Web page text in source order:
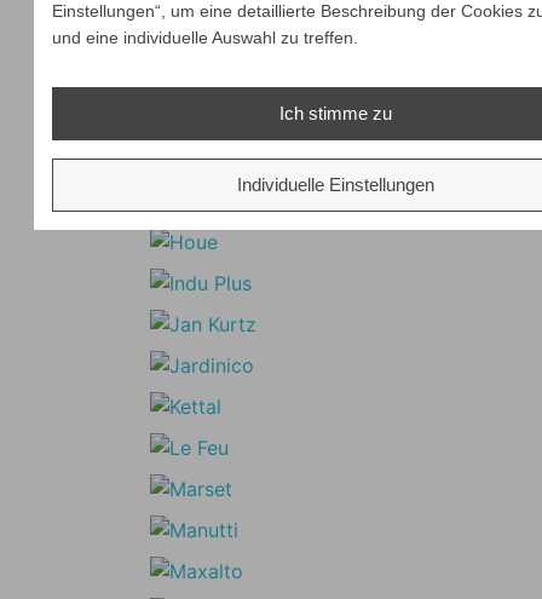
Einstellungen“, um eine detaillierte Beschreibung der Cookies
und eine individuelle Auswahl zu treffen.
Ich stimme zu
Individuelle Einstellungen